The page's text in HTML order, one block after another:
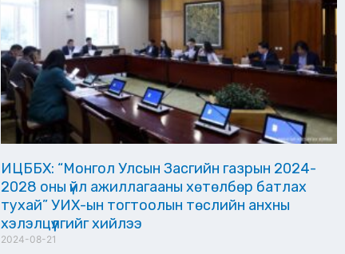
ИЦББХ: “Монгол Улсын Засгийн газрын 2024-
2028 оны үйл ажиллагааны хөтөлбөр батлах
тухай” УИХ-ын тогтоолын төслийн анхны
хэлэлцүүлгийг хийлээ
2024-08-21